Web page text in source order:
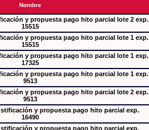
Nombre
y propuesta pago hito parcial lote 2 exp.
15515
y propuesta pago hito parcial lote 1 exp.
15515
y propuesta pago hito parcial lote 1 exp.
17325
y propuesta pago hito parcial lote 1 exp.
9513
y propuesta pago hito parcial lote 2 exp.
9513
y propuesta pago hito parcial exp.
16490
y propuesta pago hito parcial exp.